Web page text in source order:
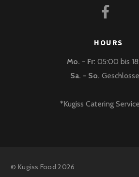
HOURS
Mo. - Fr: 05:00 bis
Sa. - So.
*Kugiss Catering
©Kugiss Food 2026